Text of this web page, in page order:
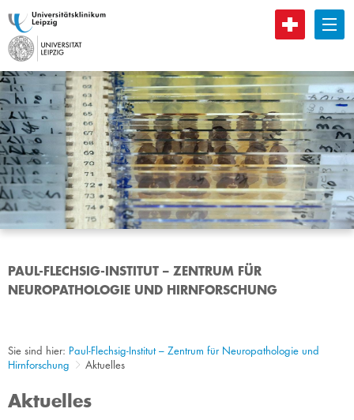
B
PAUL-FLECHSIG-INSTITUT – ZENTRUM FÜR
NEUROPATHOLOGIE UND HIRNFORSCHUNG
Sie sind hier: Paul-Flechsig-Institut – Zentrum für Neuropathologie und
Hirnforschung
Aktuelles
Aktuelles